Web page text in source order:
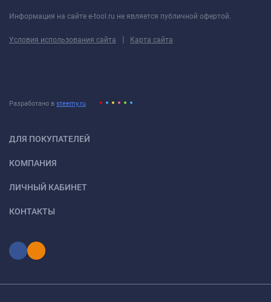
Информация на сайте e-tool.ru не является публичной офертой.
Условия использования сайта | Карта сайта
Разработано в steemy.ru
ДЛЯ ПОКУПАТЕЛЕЙ
КОМПАНИЯ
ЛИЧНЫЙ КАБИНЕТ
КОНТАКТЫ